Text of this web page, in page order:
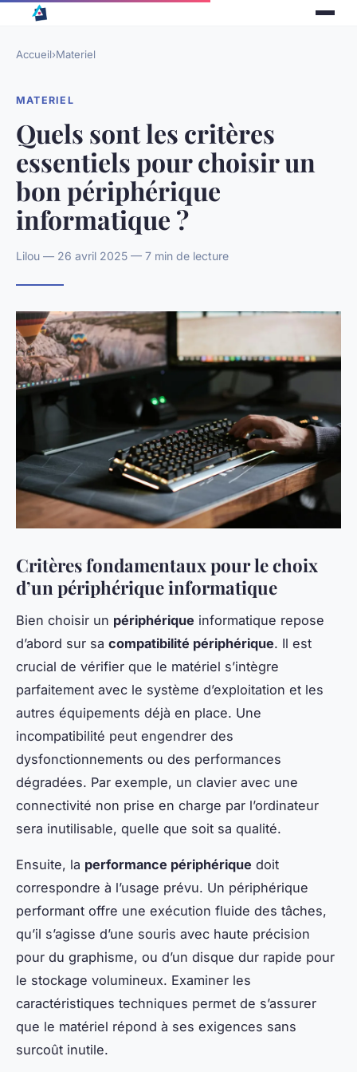
Accueil›Materiel
MATERIEL
Quels sont les critères
essentiels pour choisir un
bon périphérique
informatique ?
Lilou — 26 avril 2025 — 7 min de lecture
Critères fondamentaux pour le choix
d’un périphérique informatique
Bien choisir un périphérique informatique repose
d’abord sur sa compatibilité périphérique. Il est
crucial de vérifier que le matériel s’intègre
parfaitement avec le système d’exploitation et les
autres équipements déjà en place. Une
incompatibilité peut engendrer des
dysfonctionnements ou des performances
dégradées. Par exemple, un clavier avec une
connectivité non prise en charge par l’ordinateur
sera inutilisable, quelle que soit sa qualité.
Ensuite, la performance périphérique doit
correspondre à l’usage prévu. Un périphérique
performant offre une exécution fluide des tâches,
qu’il s’agisse d’une souris avec haute précision
pour du graphisme, ou d’un disque dur rapide pour
le stockage volumineux. Examiner les
caractéristiques techniques permet de s’assurer
que le matériel répond à ses exigences sans
surcoût inutile.